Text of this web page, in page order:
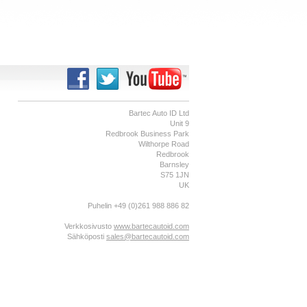
Bartec Auto ID Ltd
Unit 9
Redbrook Business Park
Wilthorpe Road
Redbrook
Barnsley
S75 1JN
UK
Puhelin +49 (0)261 988 886 82
Verkkosivusto www.bartecautoid.com
Sähköposti sales@bartecautoid.com